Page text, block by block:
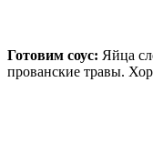
Готовим соус: Яйца
прованские травы.